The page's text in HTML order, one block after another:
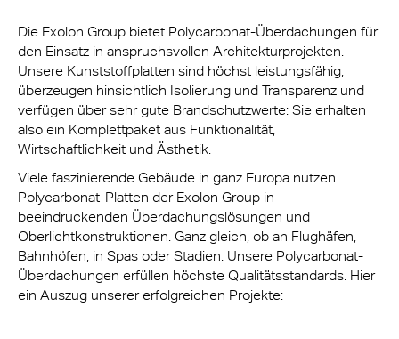
Die Exolon Group bietet Polycarbonat-Überdachungen für
den Einsatz in anspruchsvollen Architekturprojekten.
Unsere Kunststoffplatten sind höchst leistungsfähig,
überzeugen hinsichtlich Isolierung und Transparenz und
verfügen über sehr gute Brandschutzwerte: Sie erhalten
also ein Komplettpaket aus Funktionalität,
Wirtschaftlichkeit und Ästhetik.
Viele faszinierende Gebäude in ganz Europa nutzen
Polycarbonat-Platten der Exolon Group in
beeindruckenden Überdachungslösungen und
Oberlichtkonstruktionen. Ganz gleich, ob an Flughäfen,
Bahnhöfen, in Spas oder Stadien: Unsere Polycarbonat-
Überdachungen erfüllen höchste Qualitätsstandards. Hier
ein Auszug unserer erfolgreichen Projekte: